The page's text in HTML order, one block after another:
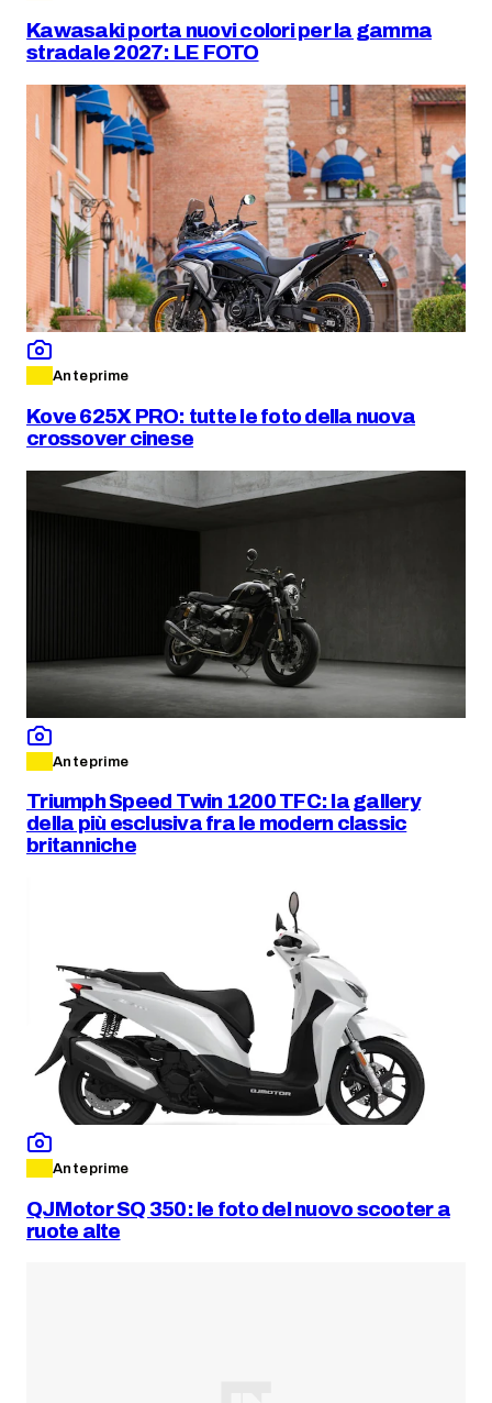
Kawasaki porta nuovi colori per la gamma
stradale 2027: LE FOTO
Anteprime
Kove 625X PRO: tutte le foto della nuova
crossover cinese
Anteprime
Triumph Speed Twin 1200 TFC: la gallery
della più esclusiva fra le modern classic
britanniche
Anteprime
QJMotor SQ 350: le foto del nuovo scooter a
ruote alte